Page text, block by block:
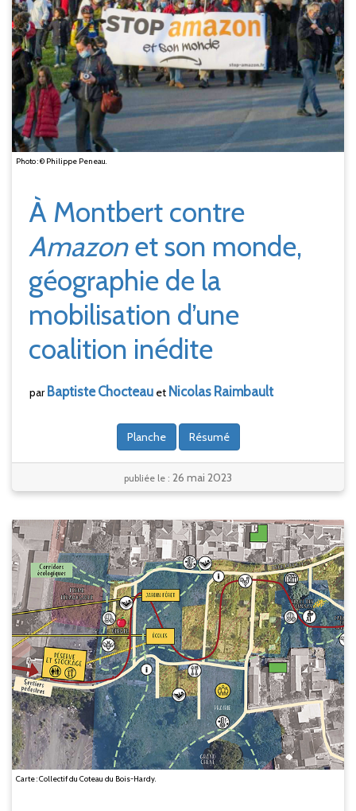
Photo : © Philippe Peneau.
À Montbert contre
Amazonet son monde,
géographie de la
mobilisation d’une
coalition inédite
par BaptisteChocteau et Nicolas Raimbault
Planche Résumé
publiée le : 26 mai 2023
Carte : Collectif du Coteau du Bois-Hardy.